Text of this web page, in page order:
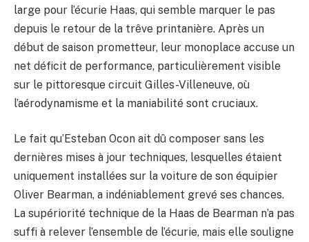
large pour l’écurie Haas, qui semble marquer le pas
depuis le retour de la trêve printanière. Après un
début de saison prometteur, leur monoplace accuse un
net déficit de performance, particulièrement visible
sur le pittoresque circuit Gilles-Villeneuve, où
l’aérodynamisme et la maniabilité sont cruciaux.
Le fait qu’Esteban Ocon ait dû composer sans les
dernières mises à jour techniques, lesquelles étaient
uniquement installées sur la voiture de son équipier
Oliver Bearman, a indéniablement grevé ses chances.
La supériorité technique de la Haas de Bearman n’a pas
suffi à relever l’ensemble de l’écurie, mais elle souligne